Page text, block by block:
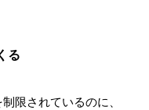
る
限されているのに、